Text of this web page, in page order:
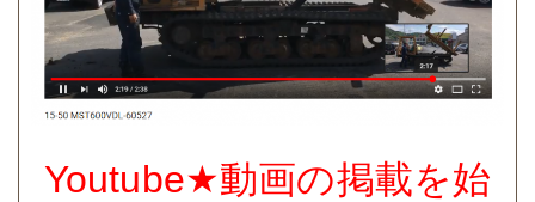
Youtube★動画の掲載を始